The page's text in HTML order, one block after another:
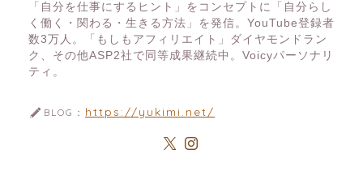
「自分を仕事にするヒント」をコンセプトに「自分らし
く働く・関わる・生きる方法」を発信。YouTube登録者
数3万人。「もしもアフィリエイト」ダイヤモンドラン
ク、その他ASP2社で同等成果継続中。Voicyパーソナリ
ティ。
BLOG： https://yukimi.net/